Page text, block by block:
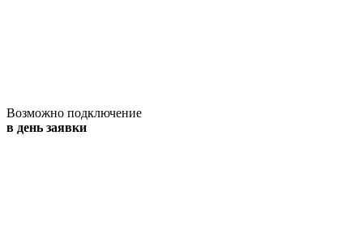
Возможно подключение
в день заявки